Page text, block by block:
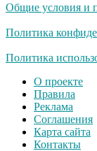
Общие условия и
Политика
Политика
О проекте
Правила
Реклама
Соглашения
Карта сайта
Контакты